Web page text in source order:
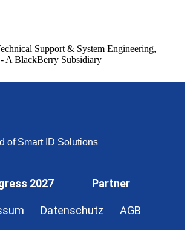
Support & System Engineering,
A BlackBerry Subsidiary
of Smart ID Solutions
2027 Partner
Datenschutz AGB